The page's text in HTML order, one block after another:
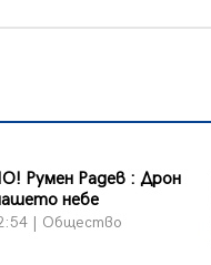
Румен Радев : Дрон
небе
| Общество